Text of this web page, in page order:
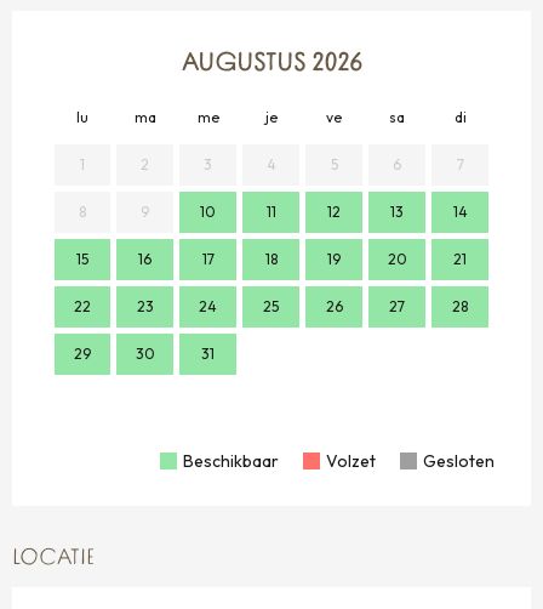
AUGUSTUS 2026
lu ma me je ve sa di
1 2 3 4 5 6 7
8 9 10 11 12 13 14
15 16 17 18 19 20 21
22 23 24 25 26 27 28
29 30 31
Beschikbaar Volzet Gesloten
LOCATIE